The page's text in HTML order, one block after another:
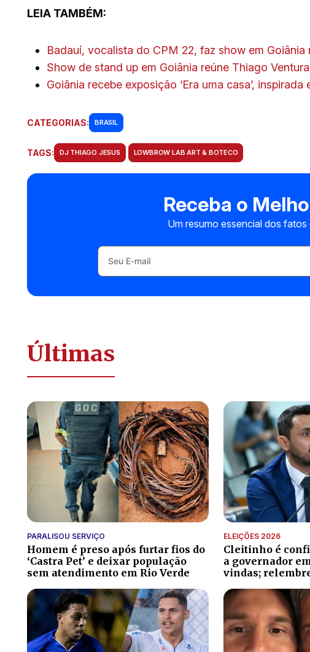
LEIA TAMBÉM:
Badauí, vocalista do CPM 22, faz show em Goiânia
Show de stand up em Goiânia reúne Thiago
Goiânia recebe exposição ‘Era uma casa’,
CATEGORIAS: BRASIL
TAGS: DJ THIAGO JESUS LOWBROW LAB ART & BOTECO
Receba o
Um resumo essencial dos
Últimas
PARALISOU SERVIÇO
Homem é preso após furtar fios do
‘Castra Pet’ e deixar população
sem atendimento em Rio Verde
ELEIÇÕES 2026
Cleitinho é
a governador
vindas;